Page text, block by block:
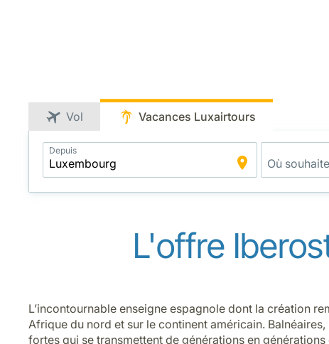
Vol Vacances Luxairtours
Application
Intelligent
Package
Search
Depuis
L'offre
L’incontournable enseigne espagnole dont la création
Afrique du nord et sur le continent américain.
fortes qui se transmettent de générations en